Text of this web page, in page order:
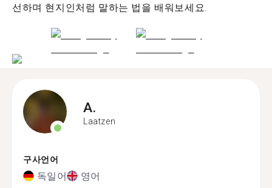
선하며 현지인처럼 말하는 법을 배워보세요.
A.
Laatzen
구사언어
독일어 영어